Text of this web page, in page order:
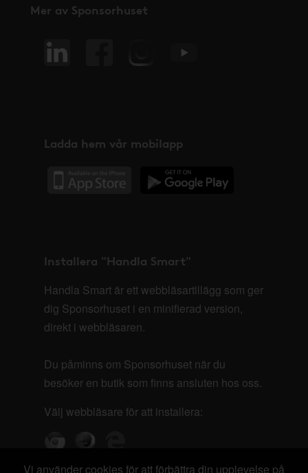
Mer av Sponsorhuset
Ladda hem vår mobilapp
Installera "Handla Smart"
Handla Smart är ett webbläsartillägg som ger
dig Sponsorhuset i en minifierad version,
direkt i webbläsaren.
Du påminns om Sponsorhuset när du
besöker en butik som finns ansluten hos oss.
Välj webbläsare för att installera:
Vi använder cookies för att förbättra din upplevelse på